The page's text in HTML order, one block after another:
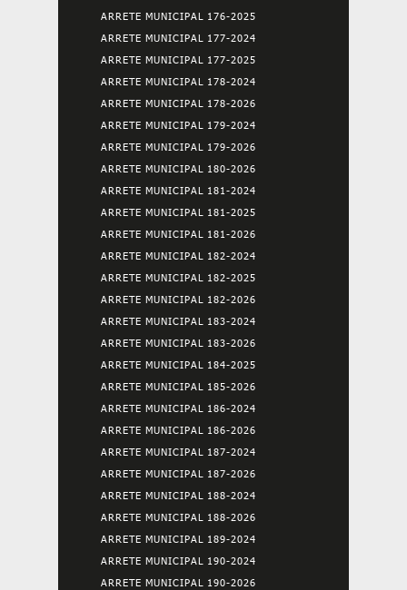
ARRETE MUNICIPAL 176-2025
ARRETE MUNICIPAL 177-2024
ARRETE MUNICIPAL 177-2025
ARRETE MUNICIPAL 178-2024
ARRETE MUNICIPAL 178-2026
ARRETE MUNICIPAL 179-2024
ARRETE MUNICIPAL 179-2026
ARRETE MUNICIPAL 180-2026
ARRETE MUNICIPAL 181-2024
ARRETE MUNICIPAL 181-2025
ARRETE MUNICIPAL 181-2026
ARRETE MUNICIPAL 182-2024
ARRETE MUNICIPAL 182-2025
ARRETE MUNICIPAL 182-2026
ARRETE MUNICIPAL 183-2024
ARRETE MUNICIPAL 183-2026
ARRETE MUNICIPAL 184-2025
ARRETE MUNICIPAL 185-2026
ARRETE MUNICIPAL 186-2024
ARRETE MUNICIPAL 186-2026
ARRETE MUNICIPAL 187-2024
ARRETE MUNICIPAL 187-2026
ARRETE MUNICIPAL 188-2024
ARRETE MUNICIPAL 188-2026
ARRETE MUNICIPAL 189-2024
ARRETE MUNICIPAL 190-2024
ARRETE MUNICIPAL 190-2026